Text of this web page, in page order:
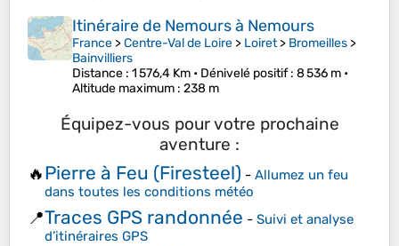
Itinéraire de Nemours à Nemours
France >Centre-Val de Loire > Loiret> Bromeilles >
Bainvilliers
Distance : 1 576,4 Km • Dénivelé positif: 8 536 m •
Altitude maximum : 238 m
Équipez-vous pour votre prochaine
aventure :
🔥Pierre à Feu (Firesteel) - Allumez un feu
dans toutes les conditions météo
📍Traces GPS randonnée - Suivi et analyse
d’itinéraires GPS